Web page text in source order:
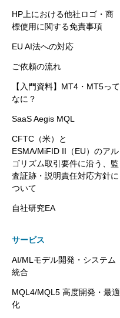
HP上における他社ロゴ・商
標使用に関する免責事項
EU AI法への対応
ご依頼の流れ
【入門資料】MT4・MT5って
なに？
SaaS Aegis MQL
CFTC（米）と
ESMA/MiFID II（EU）のアル
ゴリズム取引要件に沿う、監
査証跡・説明責任対応方針に
ついて
自社研究EA
サービス
AI/MLモデル開発・システム
統合
MQL4/MQL5 高度開発・最適
化